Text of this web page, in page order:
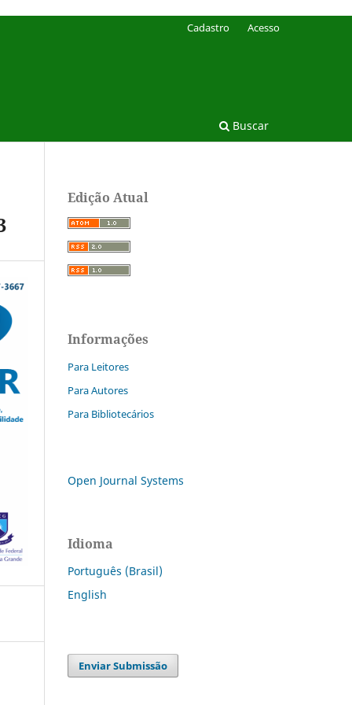
Buscar
Cadastro Acesso
Edição Atual
Informações
Para Leitores
Para Autores
Para Bibliotecários
Open Journal Systems
Idioma
Português (Brasil)
English
Enviar Submissão